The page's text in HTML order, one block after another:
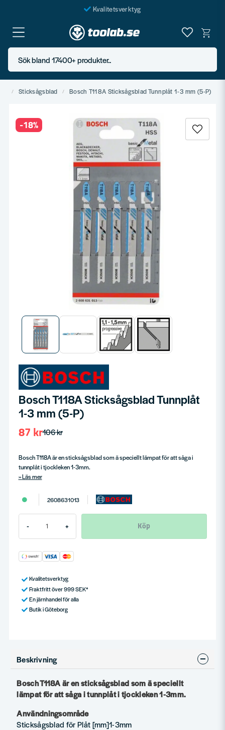
Kvalitetsverktyg
Fraktfritt över 999 SEK*
En järnhandel för alla
Butik i Göteborg
Sök bland 17400+ produkter..
Sticksågsblad Bosch T118A Sticksågsblad Tunnplåt 1-3 mm (5-P)
-18%
Bosch T118A Sticksågsblad Tunnplåt
1-3 mm (5-P)
106 kr
87 kr
Bosch T118A är en sticksågsblad som ä speciellt lämpat för att såga i
tunnplåt i tjockleken 1-3mm.
Läs mer
2608631013
- + Köp
Kvalitetsverktyg
Fraktfritt över 999 SEK*
En järnhandel för alla
Butik i Göteborg
Beskrivning
Bosch T118A är en sticksågsblad som ä speciellt
lämpat för att såga i tunnplåt i tjockleken 1-3mm.
Användningsområde
Sticksågsblad för Plåt [mm]1-3mm